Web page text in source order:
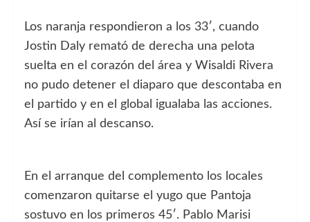
Los naranja respondieron a los 33′, cuando
Jostin Daly remató de derecha una pelota
suelta en el corazón del área y Wisaldi Rivera
no pudo detener el diaparo que descontaba en
el partido y en el global igualaba las acciones.
Así se irían al descanso.
En el arranque del complemento los locales
comenzaron quitarse el yugo que Pantoja
sostuvo en los primeros 45′. Pablo Marisi